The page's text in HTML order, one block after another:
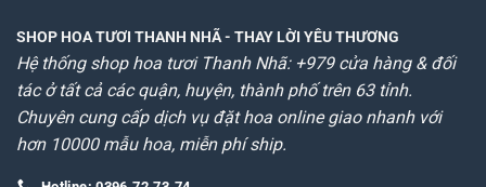
SHOP HOA TƯƠI THANH NHÃ- THAY LỜI YÊU THƯƠNG
Hệ thống shop hoa tươi Thanh Nhã: +979 cửa hàng & đối
tác ở tất cả các quận, huyện, thành phố trên 63 tỉnh.
Chuyên cung cấp dịch vụ đặt hoa online giao nhanh với
hơn 10000 mẫu hoa, miễn phí ship.